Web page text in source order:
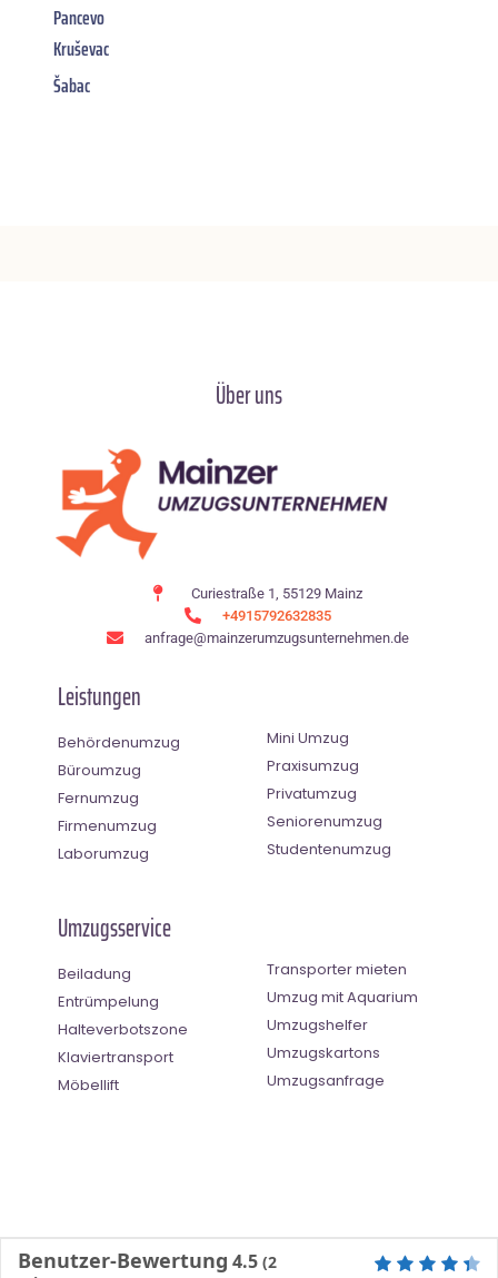
Pancevo
Kruševac
Šabac
Über uns
Curiestraße 1, 55129 Mainz
+4915792632835
anfrage@mainzerumzugsunternehmen.de
Leistungen
Behördenumzug
Büroumzug
Fernumzug
Firmenumzug
Laborumzug
Mini Umzug
Praxisumzug
Privatumzug
Seniorenumzug
Studentenumzug
Umzugsservice
Beiladung
Entrümpelung
Halteverbotszone
Klaviertransport
Möbellift
Transporter mieten
Umzug mit Aquarium
Umzugshelfer
Umzugskartons
Umzugsanfrage
Benutzer-Bewertung 4.5 (2